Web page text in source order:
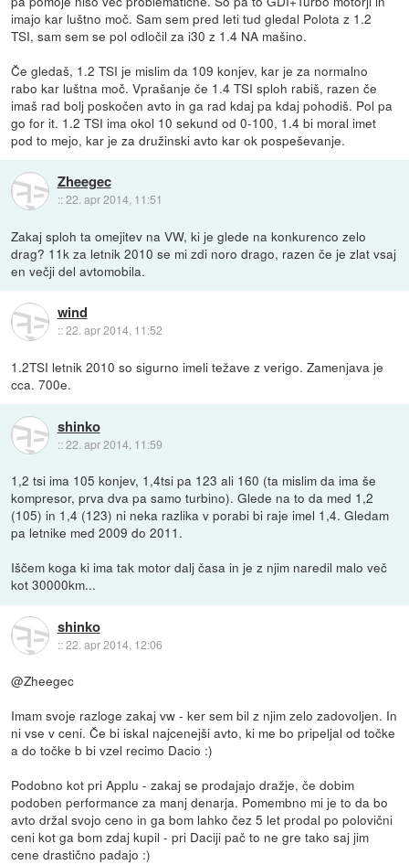
imajo kar luštno moč. Sam sem pred leti tud gledal Polota z 1.2
TSI, sam sem se pol odločil za i30 z 1.4 NA mašino.
Če gledaš, 1.2 TSI je mislim da 109 konjev, kar je za normalno
rabo kar luštna moč. Vprašanje če 1.4 TSI sploh rabiš, razen če
imaš rad bolj poskočen avto in ga rad kdaj pa kdaj pohodiš. Pol pa
go for it. 1.2 TSI ima okol 10 sekund od 0-100, 1.4 bi moral imet
pod to mejo, kar je za družinski avto kar ok pospeševanje.
Zheegec
::22. apr 2014, 11:51
Zakaj sploh ta omejitev na VW, ki je glede na konkurenco zelo
drag? 11k za letnik 2010 se mi zdi noro drago, razen če je zlat vsaj
en večji del avtomobila.
wind
::22. apr 2014, 11:52
1.2TSI letnik 2010 so sigurno imeli težave z verigo. Zamenjava je
cca. 700e.
shinko
::22. apr 2014, 11:59
1,2 tsi ima 105 konjev, 1,4tsi pa 123 ali 160 (ta mislim da ima še
kompresor, prva dva pa samo turbino). Glede na to da med 1,2
(105) in 1,4 (123) ni neka razlika v porabi bi raje imel 1,4. Gledam
pa letnike med 2009 do 2011.
Iščem koga ki ima tak motor dalj časa in je z njim naredil malo več
kot 30000km...
shinko
::22. apr 2014, 12:06
@Zheegec
Imam svoje razloge zakaj vw - ker sem bil z njim zelo zadovoljen. In
ni vse v ceni. Če bi iskal najcenejši avto, ki me bo pripeljal od točke
a do točke b bi vzel recimo Dacio :)
Podobno kot pri Applu - zakaj se prodajajo dražje, če dobim
podoben performance za manj denarja. Pomembno mi je to da bo
avto držal svojo ceno in ga bom lahko čez 5 let prodal po polovični
ceni kot ga bom zdaj kupil - pri Daciji pač to ne gre tako saj jim
cene drastično padajo :)